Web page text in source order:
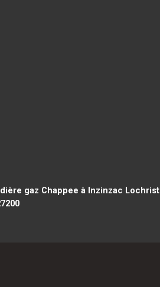
gaz Chappee à Inzinzac Lochrist